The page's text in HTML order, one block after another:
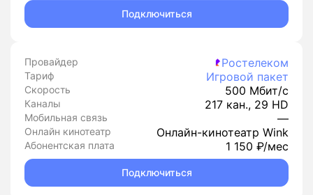
Подключиться
Провайдер Ростелеком
Тариф Игровой пакет
Скорость 500 Мбит/с
Каналы 217 кан., 29 HD
Мобильная связь —
Онлайн кинотеатр Онлайн-кинотеатр Wink
Абонентская плата 1 150 ₽/мес
Подключиться